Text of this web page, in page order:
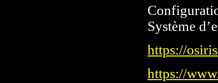
Système
https://
https://